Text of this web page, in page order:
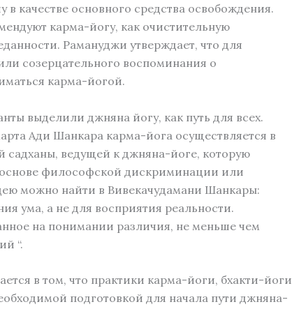
в качестве основного средства освобождения.
карма-йогу, как очистительную
Рамануджи утверждает, что для
созерцательного воспоминания о
карма-йогой.
выделили джняна йогу, как путь для всех.
Ади Шанкара карма-йога осуществляется в
садханы, ведущей к джняна-йоге, которую
философской дискриминации или
можно найти в Вивекачудамани Шанкары:
ума, а не для восприятия реальности.
на понимании различия, не меньше чем
“.
в том, что практики карма-йоги, бхакти-йоги
подготовкой для начала пути джняна-